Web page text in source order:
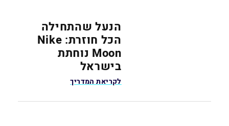
הנעל שהתחילה
הכל חוזרת: Nike
Moon נוחתת
בישראל
לקריאת המדריך